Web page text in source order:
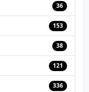
36
153
38
121
336